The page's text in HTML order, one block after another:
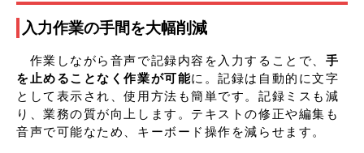
入力作業の手間を大幅削減
作業しながら音声で記録内容を入力することで、 手
を止めることなく作業が可能に。記録は自動的に文字
として表示され、使用方法も簡単です。記録ミスも減
り、業務の質が向上します。テキストの修正や編集も
音声で可能なため、キーボード操作を減らせます。